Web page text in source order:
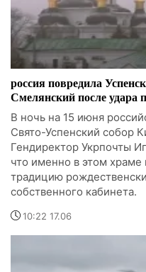
россия повредила
Смелянский после удара
В ночь на 15 июня
Свято-Успенский собор
Гендиректор Укрпочты
что именно в этом храме
традицию
собственного кабинета.
10:22 17.06